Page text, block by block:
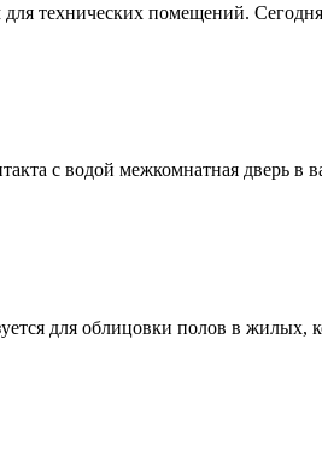
технических помещений.
с водой межкомнатная дверь в
для облицовки полов в